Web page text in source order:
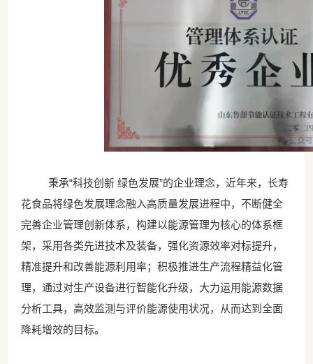
秉承“科技创新 绿色发展”的企业理念，近年来，长寿
花食品将绿色发展理念融入高质量发展进程中，不断健全
完善企业管理创新体系，构建以能源管理为核心的体系框
架，采用各类先进技术及装备，强化资源效率对标提升，
精准提升和改善能源利用率；积极推进生产流程精益化管
理，通过对生产设备进行智能化升级，大力运用能源数据
分析工具，高效监测与评价能源使用状况，从而达到全面
降耗增效的目标。